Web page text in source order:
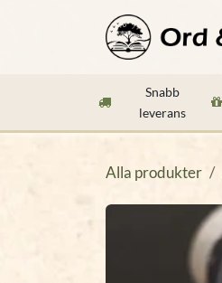
Snabb
leverans
Alla produkter